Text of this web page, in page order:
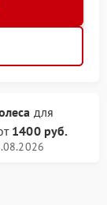
для
1400 руб.